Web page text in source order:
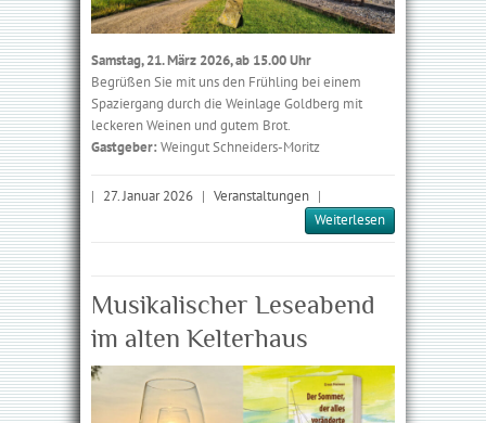
Samstag, 21. März 2026, ab 15.00 Uhr
Begrüßen Sie mit uns den Frühling bei einem
Spaziergang durch die Weinlage Goldberg mit
leckeren Weinen und gutem Brot.
Gastgeber: Weingut Schneiders-Moritz
| 27. Januar 2026 | Veranstaltungen |
Weiterlesen
Musikalischer Leseabend
im alten Kelterhaus